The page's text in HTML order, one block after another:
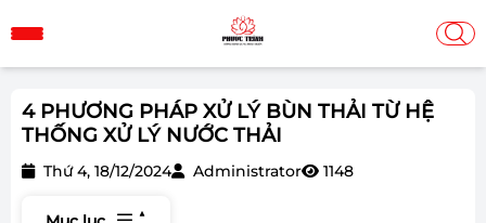
4 PHƯƠNG PHÁP XỬ LÝ BÙN THẢI TỪ HỆ
THỐNG XỬ LÝ NƯỚC THẢI
Thứ 4, 18/12/2024 Administrator 1148